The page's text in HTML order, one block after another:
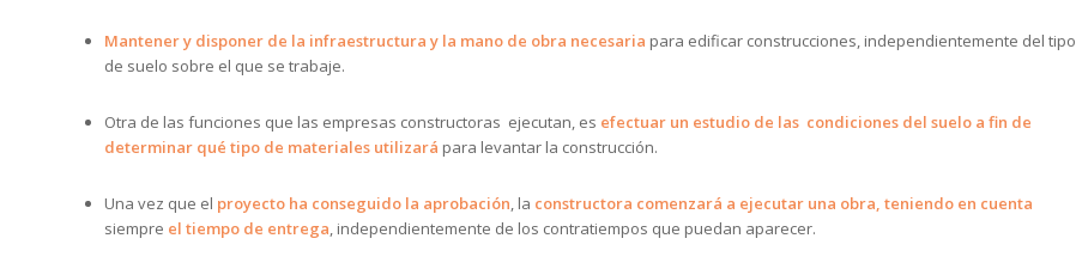
Mantener y disponer de la infraestructura y la mano de obra necesaria para edificar construcciones, independientemente del tipo
de suelo sobre el que se trabaje.
Otra de las funciones que las empresas constructoras ejecutan, es efectuar un estudio de las condiciones del suelo a fin de
determinar qué tipo de materiales utilizará para levantar la construcción.
Una vez que el proyecto ha conseguido la aprobación, la constructora comenzará a ejecutar una obra, teniendo en cuenta
siempre el tiempo de entrega, independientemente de los contratiempos que puedan aparecer.